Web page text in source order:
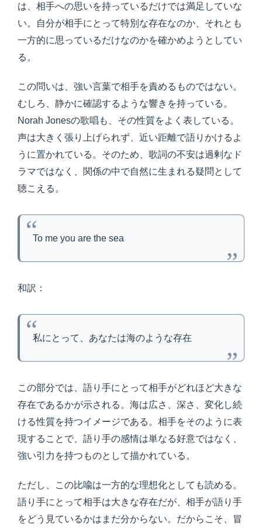
は、相手への思いを持っているだけでは満足していな
い。自分が相手にとって特別な存在なのか、それとも
一方的に思っているだけなのかを確かめようとしてい
る。
この問いは、強い言葉で相手を責めるものではない。
むしろ、静かに確認するような響きを持っている。
Norah Jonesの歌唱も、その性質をよく表している。
声は大きく張り上げられず、近い距離で語りかけるよ
うに置かれている。そのため、歌詞の不安は過剰なド
ラマではなく、関係の中で自然に生まれる疑問として
聴こえる。
To me you are the sea
和訳：
私にとって、あなたは海のような存在
この部分では、語り手にとって相手がどれほど大きな
存在であるかが示される。海は広さ、深さ、変化し続
ける性質を持つイメージである。相手をそのように表
現することで、語り手の感情は単なる好意ではなく、
強い引力を持つものとして描かれている。
ただし、この比喩は一方的な理想化としても読める。
語り手にとって相手は大きな存在だが、相手が語り手
をどう見ているかはまだ分からない。だからこそ、冒